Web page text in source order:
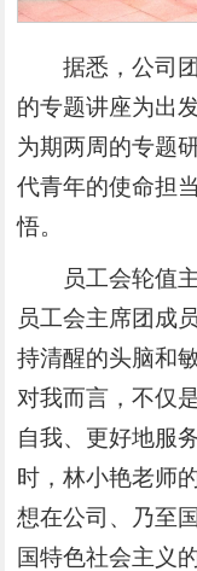
据悉，公司
的专题讲座为出
为期两周的专题
代青年的使命担
悟。
员工会轮值
员工会主席团成
持清醒的头脑和
对我而言，不仅
自我、更好地服
时，林小艳老师
想在公司、乃至
国特色社会主义